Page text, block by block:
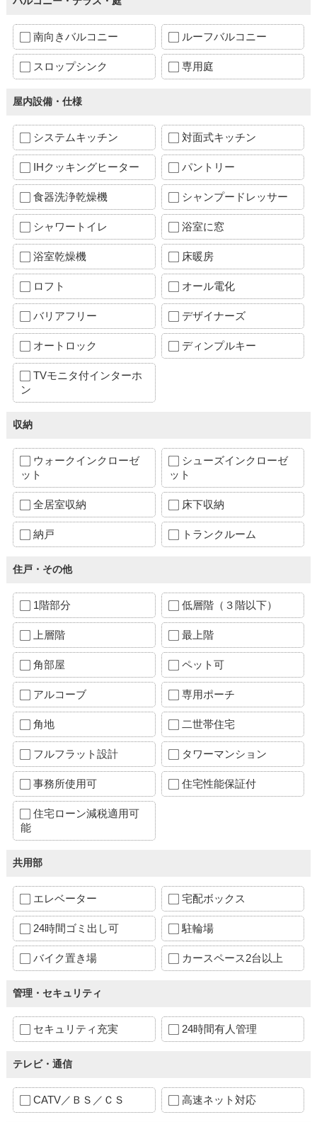
南向きバルコニー ルーフバルコニー
スロップシンク 専用庭
屋内設備・仕様
システムキッチン 対面式キッチン
IHクッキングヒーター パントリー
食器洗浄乾燥機 シャンプードレッサー
シャワートイレ 浴室に窓
浴室乾燥機 床暖房
ロフト オール電化
バリアフリー デザイナーズ
オートロック ディンプルキー
TVモニタ付インターホ
ン
収納
ウォークインクローゼ
ット
シューズインクローゼ
ット
全居室収納 床下収納
納戸 トランクルーム
住戸・その他
1階部分 低層階（３階以下）
上層階 最上階
角部屋 ペット可
アルコーブ 専用ポーチ
角地 二世帯住宅
フルフラット設計 タワーマンション
事務所使用可 住宅性能保証付
住宅ローン減税適用可
能
共用部
エレベーター 宅配ボックス
24時間ゴミ出し可 駐輪場
バイク置き場 カースペース2台以上
管理・セキュリティ
セキュリティ充実 24時間有人管理
テレビ・通信
CATV／ＢＳ／ＣＳ 高速ネット対応